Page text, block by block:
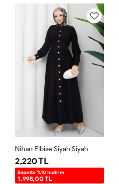
Nihan Elbise Siyah Siyah
2,220 TL
Sepette %10 İndirim
1.998,00 TL